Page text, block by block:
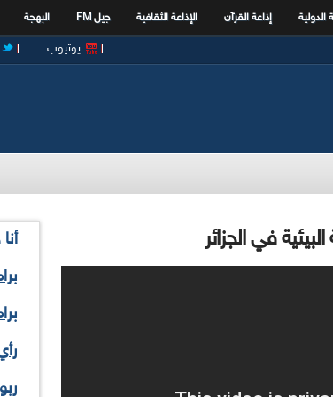
الدولية إذاعة القرآن الإذاعة الثقافية جيل FM البهجة
يوتيوب
في الجزائر